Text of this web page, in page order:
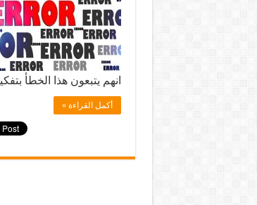
انهم يتبعون هذا الخطأ
أكمل القراءة »